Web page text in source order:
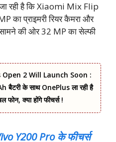
रही है कि Xiaomi Mix Flip
का प्राइमरी रियर कैमरा और
सामने की ओर 32 MP का सेल्फी
Open 2 Will Launch Soon :
बैटरी के साथ OnePlus ला रही है
फोन, क्या होंगे फीचर्स !
Y200 Pro के फीचर्स